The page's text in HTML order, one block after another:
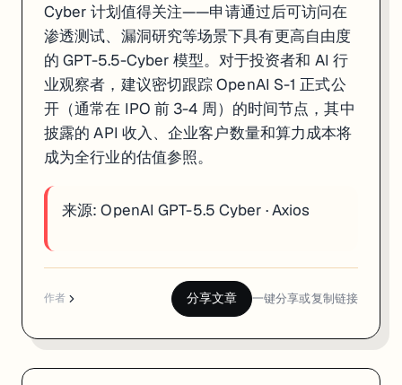
Cyber 计划值得关注——申请通过后可访问在
渗透测试、漏洞研究等场景下具有更高自由度
的 GPT-5.5-Cyber 模型。对于投资者和 AI 行
业观察者，建议密切跟踪 OpenAI S-1 正式公
开（通常在 IPO 前 3-4 周）的时间节点，其中
披露的 API 收入、企业客户数量和算力成本将
成为全行业的估值参照。
来源:OpenAI GPT-5.5 Cyber ·Axios
作者 分享文章 一键分享或复制链接